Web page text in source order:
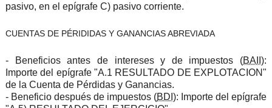
pasivo, en el epígrafe C) pasivo corriente.
CUENTAS DE PÉRIDIDAS Y GANANCIAS ABREVIADA
- Beneficios antes de intereses y de impuestos (BAII ):
Importe del epígrafe "A.1 RESULTADO DE EXPLOTACION"
de la Cuenta de Pérdidas y Ganancias.
- Beneficio después de impuestos (BDI): Importe del epígrafe